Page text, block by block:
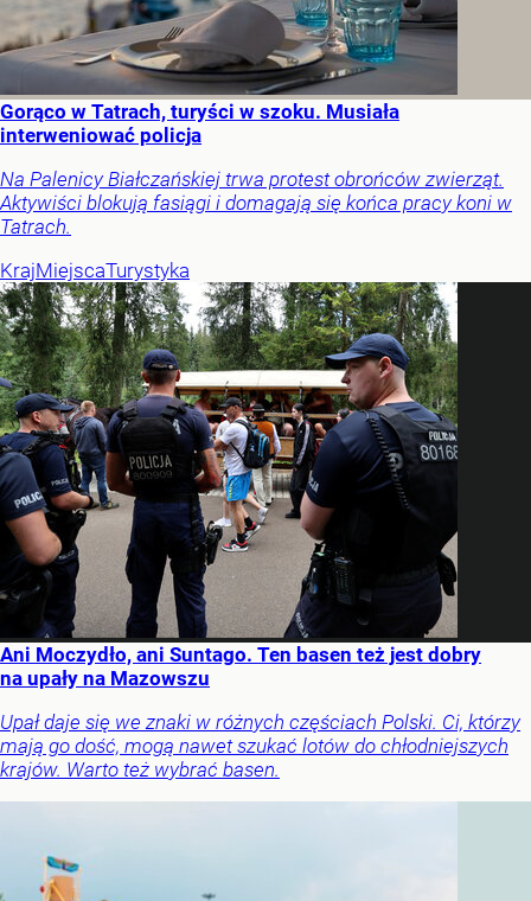
Gorąco w Tatrach, turyści w szoku. Musiała
interweniować policja
Na Palenicy Białczańskiej trwa protest obrońców zwierząt.
Aktywiści blokują fasiągi i domagają się końca pracy koni w
Tatrach.
KrajMiejscaTurystyka
Ani Moczydło, ani Suntago. Ten basen też jest dobry
na upały na Mazowszu
Upał daje się we znaki w różnych częściach Polski. Ci, którzy
mają go dość, mogą nawet szukać lotów do chłodniejszych
krajów. Warto też wybrać basen.